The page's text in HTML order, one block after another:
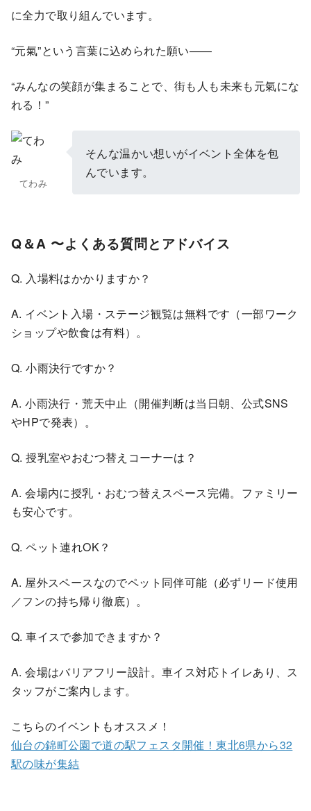
に全力で取り組んでいます。
“元氣”という言葉に込められた願い――
“みんなの笑顔が集まることで、街も人も未来も元氣にな
れる！”
てわみ
そんな温かい想いがイベント全体を包
んでいます。
Q＆A 〜よくある質問とアドバイス
Q. 入場料はかかりますか？
A. イベント入場・ステージ観覧は無料です（一部ワーク
ショップや飲食は有料）。
Q. 小雨決行ですか？
A. 小雨決行・荒天中止（開催判断は当日朝、公式SNS
やHPで発表）。
Q. 授乳室やおむつ替えコーナーは？
A. 会場内に授乳・おむつ替えスペース完備。ファミリー
も安心です。
Q. ペット連れOK？
A. 屋外スペースなのでペット同伴可能（必ずリード使用
／フンの持ち帰り徹底）。
Q. 車イスで参加できますか？
A. 会場はバリアフリー設計。車イス対応トイレあり、ス
タッフがご案内します。
こちらのイベントもオススメ！
仙台の錦町公園で道の駅フェスタ開催！東北6県から32
駅の味が集結